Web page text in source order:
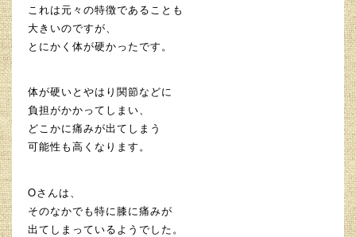
これは元々の特徴であることも
大きいのですが、
とにかく体が硬かったです。
体が硬いとやはり関節などに
負担がかかってしまい、
どこかに痛みが出てしまう
可能性も高くなります。
Oさんは、
そのなかでも特に膝に痛みが
出てしまっているようでした。